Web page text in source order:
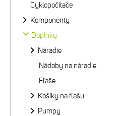
Cyklopočítače
Komponenty
Doplnky
Náradie
Nádoby na náradie
Fľaše
Košíky na fľašu
Pumpy